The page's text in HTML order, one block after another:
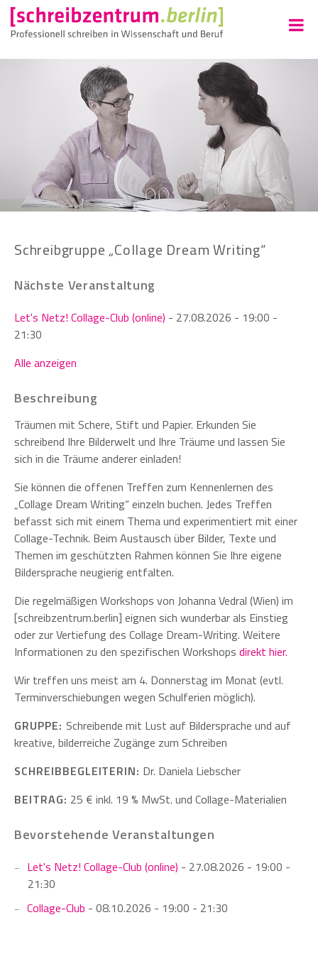
Schreibgruppe „Collage Dream Writing“
Nächste Veranstaltung
Let's Netz! Collage-Club (online) - 27.08.2026 - 19:00 -
21:30
Alle anzeigen
Beschreibung
Träumen mit Schere, Stift und Papier. Erkunden Sie
schreibend Ihre Bilderwelt und Ihre Träume und lassen Sie
sich in die Träume anderer einladen!
Sie können die offenen Treffen zum Kennenlernen des
„Collage Dream Writing“ einzeln buchen. Jedes Treffen
befasst sich mit einem Thema und experimentiert mit einer
Collage-Technik. Beim Austausch über Bilder, Texte und
Themen im geschützten Rahmen können Sie Ihre eigene
Bildersprache neugierig entfalten.
Die regelmäßigen Workshops von Johanna Vedral (Wien) im
[schreibzentrum.berlin] eignen sich wunderbar als Einstieg
oder zur Vertiefung des Collage Dream-Writing. Weitere
Informationen zu den spezifischen Workshops direkt hier.
Wir treffen uns meist am 4. Donnerstag im Monat (evtl.
Terminverschiebungen wegen Schulferien möglich).
GRUPPE: Schreibende mit Lust auf Bildersprache und auf
kreative, bilderreiche Zugänge zum Schreiben
SCHREIBBEGLEITERIN: Dr. Daniela Liebscher
BEITRAG: 25 € inkl. 19 % MwSt. und Collage-Materialien
Bevorstehende Veranstaltungen
Let's Netz! Collage-Club (online) - 27.08.2026 - 19:00 -
21:30
Collage-Club - 08.10.2026 - 19:00 - 21:30